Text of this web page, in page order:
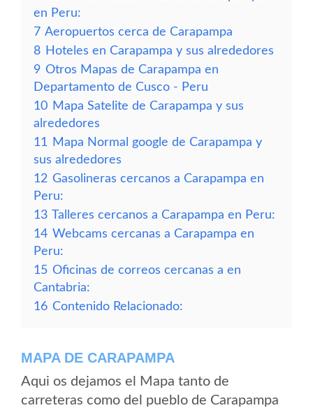
en Peru:
7 Aeropuertos cerca de Carapampa
8 Hoteles en Carapampa y sus alrededores
9 Otros Mapas de Carapampa en
Departamento de Cusco - Peru
10 Mapa Satelite de Carapampa y sus
alrededores
11
Mapa Normal google de Carapampa y
sus alrededores
12 Gasolineras cercanos a Carapampa en
Peru:
13 Talleres cercanos a Carapampa en Peru:
14 Webcams cercanas a Carapampa en
Peru:
15 Oficinas de correos cercanas a en
Cantabria:
16 Contenido Relacionado:
MAPA DE CARAPAMPA
Aqui os dejamos el Mapa tanto de
carreteras como del pueblo de Carapampa